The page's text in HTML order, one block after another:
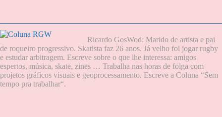
Ricardo GosWod: Marido de artista e pai
de roqueiro progressivo. Skatista faz 26 anos. Já velho foi jogar rugby
e estudar arbitragem. Escreve sobre o que lhe interessa: amigos
espertos, música, skate, zines … Trabalha nas horas de folga com
projetos gráficos visuais e geoprocessamento. Escreve a Coluna “Sem
tempo pra trabalhar“.